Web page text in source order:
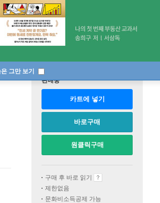
은 그만 보기
학동네시인선 146
판매중
카트에 넣기
바로구매
원클릭구매
구매 후 바로 읽기
제한없음
문화비소득공제 가능